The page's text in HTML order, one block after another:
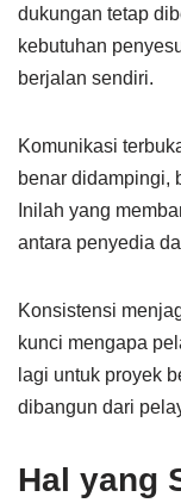
dukungan tetap
kebutuhan
berjalan sendiri.
Komunikasi
benar didampingi,
Inilah yang
antara penyedia
Konsistensi
kunci mengapa
lagi untuk proyek
dibangun dari
Hal yang